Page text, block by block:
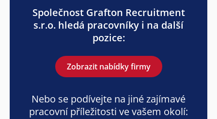
Společnost Grafton Recruitment
s.r.o. hledá pracovníky i na další
pozice:
Zobrazit nabídky firmy
Nebo se podívejte na jiné zajímavé
pracovní příležitosti ve vašem okolí: